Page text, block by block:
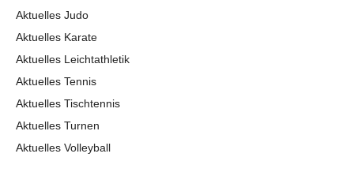
Aktuelles Judo
Aktuelles Karate
Aktuelles Leichtathletik
Aktuelles Tennis
Aktuelles Tischtennis
Aktuelles Turnen
Aktuelles Volleyball